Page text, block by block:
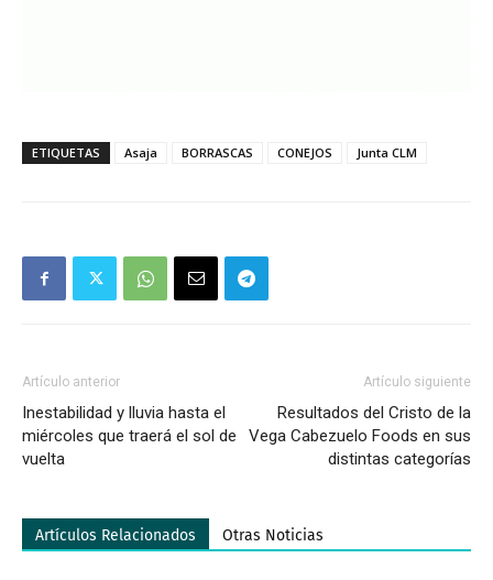
ETIQUETAS Asaja BORRASCAS CONEJOS Junta CLM
Artículo anterior
Inestabilidad y lluvia hasta el
miércoles que traerá el sol de
vuelta
Artículo siguiente
Resultados del Cristo de la
Vega Cabezuelo Foods en sus
distintas categorías
Artículos Relacionados Otras Noticias